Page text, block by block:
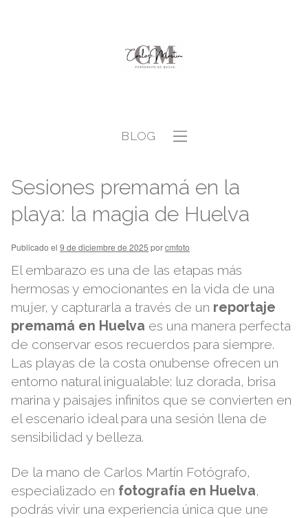
BLOG
Sesiones premamá en la
playa: la magia de Huelva
Publicado el 9 de diciembre de 2025 porcmfoto
El embarazo es una de las etapas más
hermosas y emocionantes en la vida de una
mujer, y capturarla a través de un reportaje
premamá en Huelva es una manera perfecta
de conservar esos recuerdos para siempre.
Las playas de la costa onubense ofrecen un
entorno natural inigualable: luz dorada, brisa
marina y paisajes infinitos que se convierten en
el escenario ideal para una sesión llena de
sensibilidad y belleza.
De la mano de Carlos Martín Fotógrafo,
especializado en fotografía en Huelva,
podrás vivir una experiencia única que une